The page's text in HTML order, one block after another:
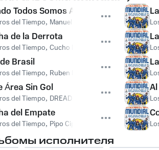
Todos Somos Arqueros
del Tiempo, Manuel Moretti
de la Derrota
del Tiempo, Cucho Parisi
Brasil
del Tiempo, Ruben Rada
Área Sin Gol
del Tiempo, DREAD MAR I
del Empate
del Tiempo, Pipo Cipolatti
исполнителя